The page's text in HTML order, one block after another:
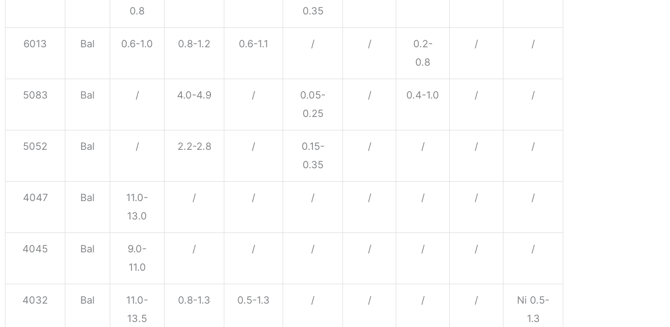
0.8
0.35
6013 Bal 0.6-1.0 0.8-1.2 0.6-1.1 / /
0.2-
0.8
/ /
5083 Bal / 4.0-4.9 /
0.05-
0.25
/ 0.4-1.0 / /
5052 Bal / 2.2-2.8 /
0.15-
0.35
/ / / /
4047 Bal
11.0-
13.0
/ / / / / / /
4045 Bal
9.0-
11.0
/ / / / / / /
4032 Bal
11.0-
13.5
0.8-1.3 0.5-1.3 / / / /
Ni 0.5-
1.3